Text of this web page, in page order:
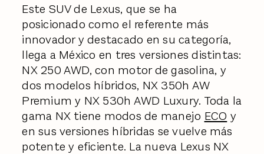
Este SUV de Lexus, que se ha
posicionado como el referente más
innovador y destacado en su categoría,
llega a México en tres versiones distintas:
NX 250 AWD, con motor de gasolina, y
dos modelos híbridos, NX 350h AW
Premium y NX 530h AWD Luxury. Toda la
gama NX tiene modos de manejo ECO y
en sus versiones híbridas se vuelve más
potente y eficiente. La nueva Lexus NX